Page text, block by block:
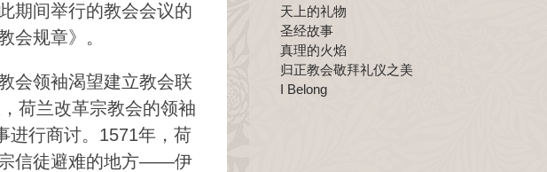
天上的礼物
圣经故事
真理的火焰
归正教会敬拜礼仪之美
I Belong
期间举行的教会会议的
会规章》。
会领袖渴望建立教会联
荷兰改革宗教会的领袖
进行商讨。1571年，荷
宗信徒避难的地方——伊